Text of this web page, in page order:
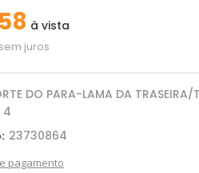
58 à vista
sem juros
DO PARA-LAMA DA
4
23730864
pagamento